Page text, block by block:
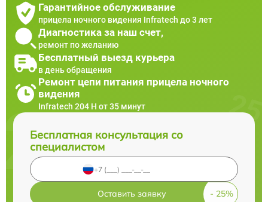
Гарантийное обслуживание
прицела ночного видения Infratech до 3 лет
Диагностика за наш счет,
ремонт по желанию
Бесплатный выезд курьера
в день обращения
Ремонт цепи питания прицела ночного
видения
Infratech 204 Н от 35 минут
Бесплатная консультация со
специалистом
Оставить заявку